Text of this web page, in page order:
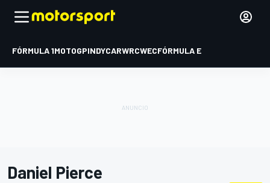
FÓRMULA 1MOTOGPINDYCARWRCWECFÓRMULA E
Daniel Pierce